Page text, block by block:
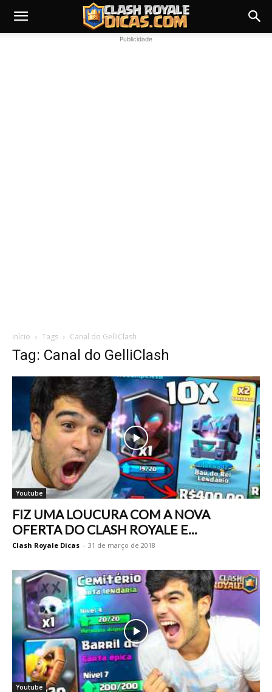
Publicidade
Início Tags Canal do GelliClash
Tag: Canal do GelliClash
Youtube
FIZ UMA LOUCURA COM A NOVA
OFERTA DO CLASH ROYALE E...
Clash Royale Dicas - 31 de março de 2018
Youtube